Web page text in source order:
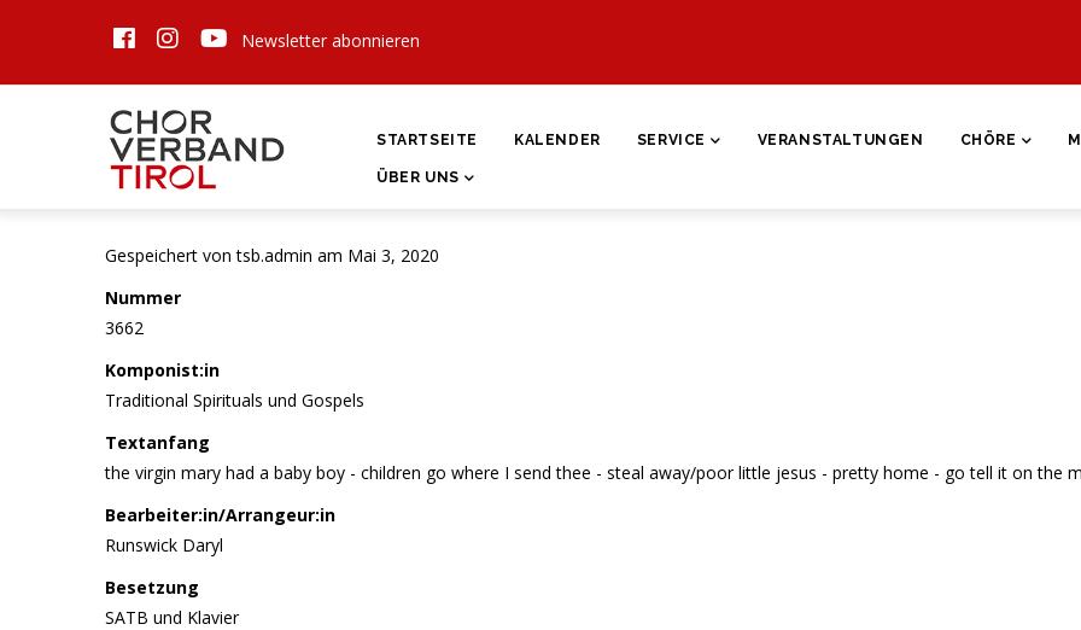
Newsletter abonnieren
HAUPTNAVIGATION
STARTSEITE KALENDER SERVICE VERANSTALTUNGEN CHÖRE
ÜBER UNS
Gespeichert vontsb.admin am Mai 3, 2020
Nummer
3662
Komponist:in
Traditional Spirituals und Gospels
Textanfang
the virgin mary had a baby boy - children go where I send thee - steal away/poor little jesus - pretty home - go tell it on the
Bearbeiter:in/Arrangeur:in
Runswick Daryl
Besetzung
SATB und Klavier